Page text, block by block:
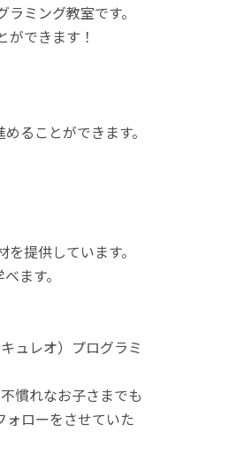
ミング教室です。
できます！
ることができます。
提供しています。
ます。
ュレオ）プログラミ
慣れなお子さまでも
ォローをさせていた